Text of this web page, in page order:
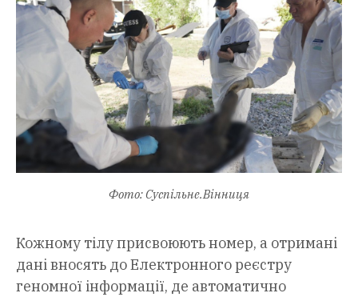
Фото: Суспільне.Вінниця
Кожному тілу присвоюють номер, а отримані
дані вносять до Електронного реєстру
геномної інформації, де автоматично